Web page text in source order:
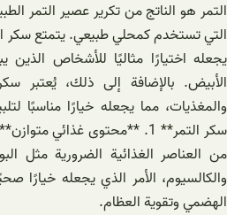
التمر هو الناتج من تكرير عصير التمر
التي تستخدم كمحلي طبيعي. يتمتع سكر
يجعله اختيارًا مثاليًا للأشخاص
الأبيض. بالإضافة إلى ذلك، يُعتبر
والمغذيات، مما يجعله خيارًا مناسبًا
سكر التمر** 1. **محتوى غذائي
من العناصر الغذائية الضرورية مثل
والكالسيوم، الأمر الذي يجعله خيارًا
الهضمي وتقوية العظام.